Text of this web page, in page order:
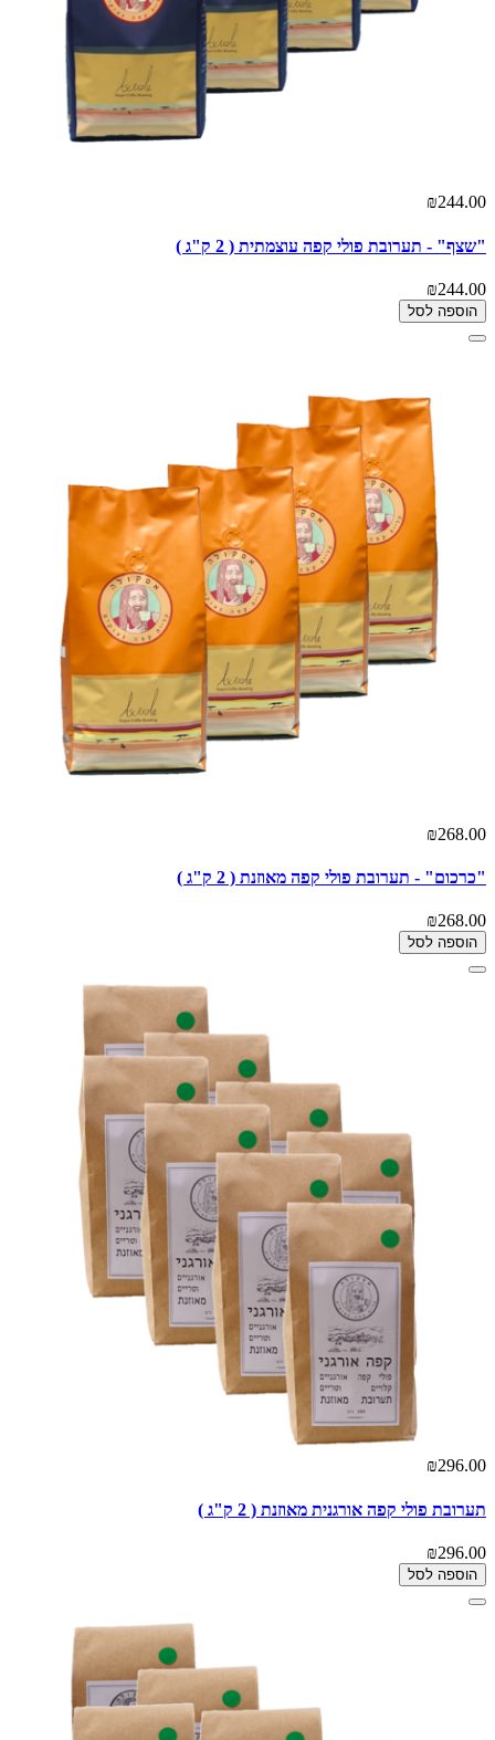
₪244.00
"שצף" - תערובת פולי קפה עוצמתית ( 2 ק"ג )
₪244.00
הוספה לסל
₪268.00
"כרכום" - תערובת פולי קפה מאוזנת ( 2 ק"ג )
₪268.00
הוספה לסל
₪296.00
תערובת פולי קפה אורגנית מאוזנת ( 2 ק"ג )
₪296.00
הוספה לסל